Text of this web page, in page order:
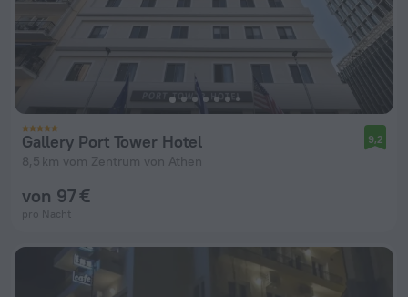
Gallery Port Tower Hotel
8,5 km vom Zentrum von Athen
9,2
von 97 €
pro Nacht